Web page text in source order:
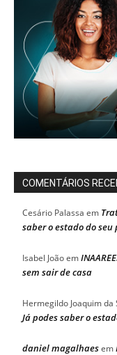
COMENTÁRIOS
Cesário Palassa em
saber o estado do seu
Isabel Joãoem
sem sair de casa
Hermegildo Joaquim da
Já podes saber o
daniel magalhaesem